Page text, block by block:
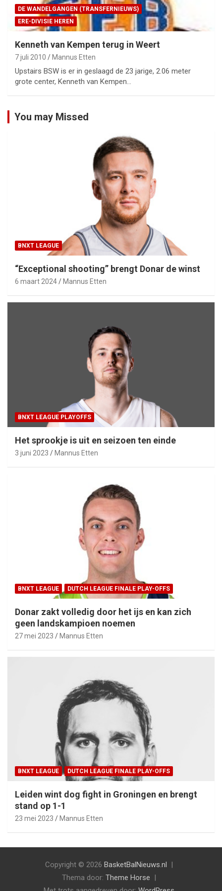
DE WANDELGANGEN (TRANSFERNIEUWS)
ERE-DIVISIE HEREN
Kenneth van Kempen terug in Weert
7 juli 2010 Mannus Etten
Upstairs BSW is er in geslaagd de 23 jarige, 2.06 meter
grote center, Kenneth van Kempen…
You may Missed
BNXT LEAGUE
“Exceptional shooting” brengt Donar de winst
6 maart 2024 Mannus Etten
BNXT LEAGUE PLAYOFFS
Het sprookje is uit en seizoen ten einde
3 juni 2023 Mannus Etten
BNXT LEAGUE DUTCH LEAGUE FINALE PLAY-OFFS
Donar zakt volledig door het ijs en kan zich
geen landskampioen noemen
27 mei 2023 Mannus Etten
BNXT LEAGUE DUTCH LEAGUE FINALE PLAY-OFFS
Leiden wint dog fight in Groningen en brengt
stand op 1-1
23 mei 2023 Mannus Etten
Copyright © 2026 BasketBalNieuws.nl
Thema door: Theme Horse